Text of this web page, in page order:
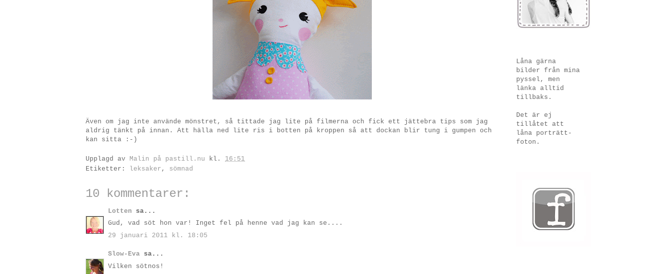
Även om jag inte använde mönstret, så tittade jag lite på filmerna och fick ett jättebra tips som jag
aldrig tänkt på innan. Att hälla ned lite ris i botten på kroppen så att dockan blir tung i gumpen och
kan sitta :-)
Upplagd av Malin på pastill.nu kl. 16:51
Etiketter:
leksaker , sömnad
10 kommentarer:
Lotten sa...
Gud, vad söt hon var! Inget fel på henne vad jag kan se....
29 januari 2011 kl. 18:05
Slow-Eva sa...
Vilken sötnos!
Låna gärna
bilder från mina
pyssel, men
länka alltid
tillbaks.
Det är ej
tillåtet att
låna porträtt-
foton.